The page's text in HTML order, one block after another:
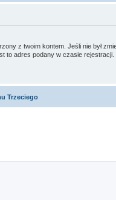
z twoim kontem. Jeśli nie był
to adres podany w czasie rejestracji.
Trzeciego